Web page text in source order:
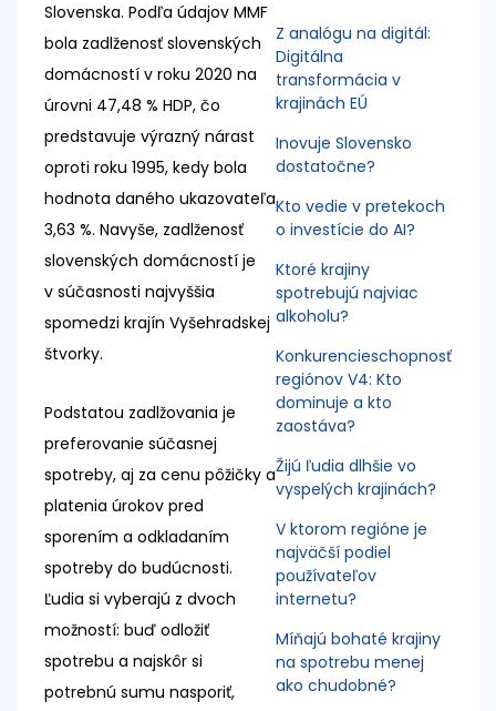
Slovenska. Podľa údajov MMF
bola zadlženosť slovenských
domácností v roku 2020 na
úrovni 47,48 % HDP, čo
predstavuje výrazný nárast
oproti roku 1995, kedy bola
hodnota daného ukazovateľa
3,63 %. Navyše, zadlženosť
slovenských domácností je
v súčasnosti najvyššia
spomedzi krajín Vyšehradskej
štvorky.
Podstatou zadlžovania je
preferovanie súčasnej
spotreby, aj za cenu pôžičky a
platenia úrokov pred
sporením a odkladaním
spotreby do budúcnosti.
Ľudia si vyberajú z dvoch
možností: buď odložiť
spotrebu a najskôr si
potrebnú sumu nasporiť,
Z analógu na digitál:
Digitálna
transformácia v
krajinách EÚ
Inovuje Slovensko
dostatočne?
Kto vedie v pretekoch
o investície do AI?
Ktoré krajiny
spotrebujú najviac
alkoholu?
Konkurencieschopnosť
regiónov V4: Kto
dominuje a kto
zaostáva?
Žijú ľudia dlhšie vo
vyspelých krajinách?
V ktorom regióne je
najväčší podiel
používateľov
internetu?
Míňajú bohaté krajiny
na spotrebu menej
ako chudobné?